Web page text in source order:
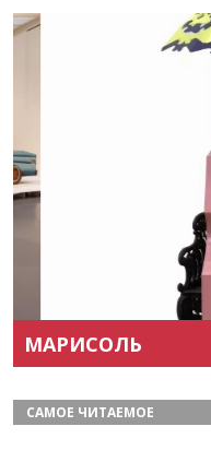
МАРИСОЛЬ
САМОЕ ЧИТАЕМОЕ